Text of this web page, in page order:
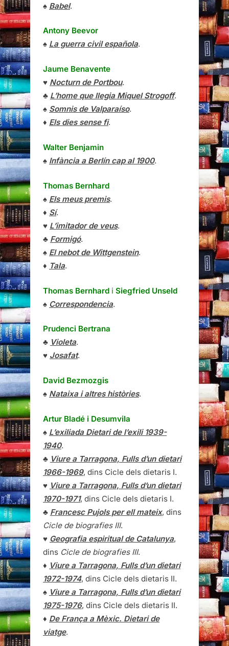
♠ Babel.
Antony Beevor
♠ La guerra civil española.
Jaume Benavente
♥ Nocturn de Portbou.
♣ L’home que llegia Miquel Strogoff.
♠ Somnis de Valparaíso.
♦ Els dies sense fi.
Walter Benjamin
♠ Infància a Berlín cap al 1900.
Thomas Bernhard
♠ Els meus premis.
♦ Sí.
♥ L’imitador de veus.
♣ Formigó.
♠ El nebot de Wittgenstein.
♦ Tala.
Thomas Bernhard i Siegfried Unseld
♠ Correspondencia.
Prudenci Bertrana
♣ Violeta.
♥ Josafat.
David Bezmozgis
♠ Nataixa i altres històries.
Artur Bladé i Desumvila
♠ L’exiliada Dietari de l’exili 1939-
1940.
♣ Viure a Tarragona, Fulls d’un dietari
1966-1969, dins Cicle dels dietaris I.
♥ Viure a Tarragona, Fulls d’un dietari
1970-1971, dins Cicle dels dietaris I.
♣ Francesc Pujols per ell mateix, dins
Cicle de biografies III.
♥ Geografia espiritual de Catalunya,
dins Cicle de biografies III.
♦ Viure a Tarragona, Fulls d’un dietari
1972-1974, dins Cicle dels dietaris II.
♠ Viure a Tarragona, Fulls d’un dietari
1975-1976, dins Cicle dels dietaris II.
♦ De França a Mèxic. Dietari de
viatge.